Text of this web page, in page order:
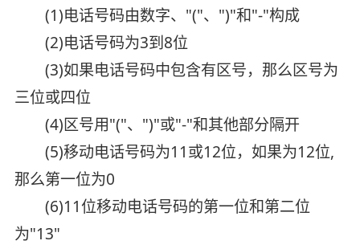
(1)电话号码由数字、"("、")"和"-"构成
(2)电话号码为3到8位
(3)如果电话号码中包含有区号，那么区号为
三位或四位
(4)区号用"("、")"或"-"和其他部分隔开
(5)移动电话号码为11或12位，如果为12位,
那么第一位为0
(6)11位移动电话号码的第一位和第二位
为"13"